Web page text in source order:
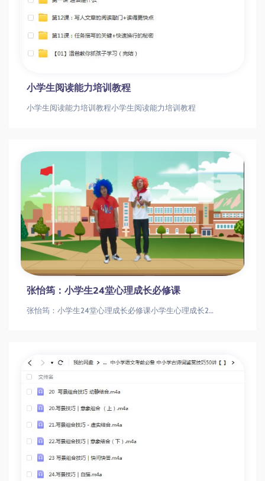
小学生阅读能力培训教程
小学生阅读能力培训教程小学生阅读能力培训教程
张怡筠：小学生24堂心理成长必修课
张怡筠：小学生24堂心理成长必修课小学生心理成长24讲：如何培养情绪管理与社交能力小学生心理教育|情绪管理训练|儿童社交能力